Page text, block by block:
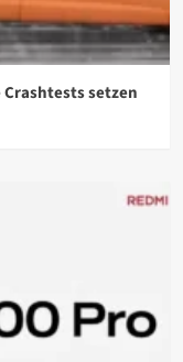
Crashtests setzen